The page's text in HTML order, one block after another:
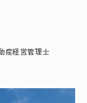
産経営管理士